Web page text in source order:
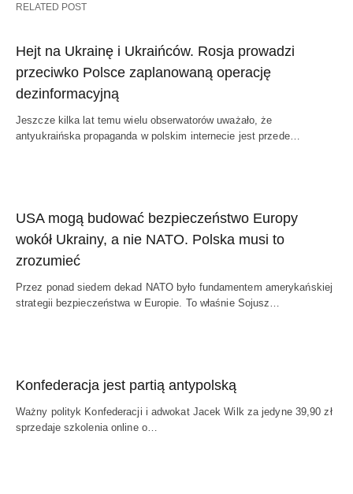
RELATED POST
Hejt na Ukrainę i Ukraińców. Rosja prowadzi
przeciwko Polsce zaplanowaną operację
dezinformacyjną
Jeszcze kilka lat temu wielu obserwatorów uważało, że
antyukraińska propaganda w polskim internecie jest przede…
USA mogą budować bezpieczeństwo Europy
wokół Ukrainy, a nie NATO. Polska musi to
zrozumieć
Przez ponad siedem dekad NATO było fundamentem amerykańskiej
strategii bezpieczeństwa w Europie. To właśnie Sojusz…
Konfederacja jest partią antypolską
Ważny polityk Konfederacji i adwokat Jacek Wilk za jedyne 39,90 zł
sprzedaje szkolenia online o…